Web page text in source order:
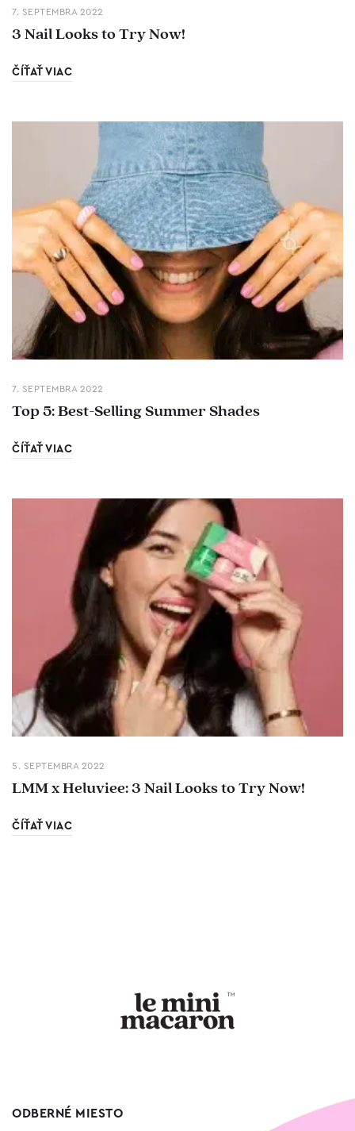
7. SEPTEMBRA 2022
3 Nail Looks to Try Now!
ČÍŤAŤ VIAC
7. SEPTEMBRA 2022
Top 5: Best-Selling Summer Shades
ČÍŤAŤ VIAC
5. SEPTEMBRA 2022
LMM x Heluviee: 3 Nail Looks to Try Now!
ČÍŤAŤ VIAC
ODBERNÉ MIESTO